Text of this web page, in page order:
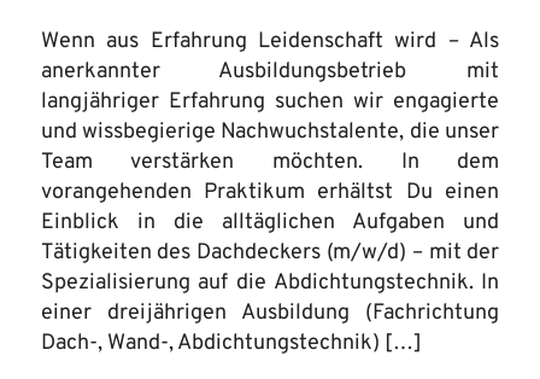
Wenn aus Erfahrung Leidenschaft wird – Als
anerkannter Ausbildungsbetrieb mit
langjähriger Erfahrung suchen wir engagierte
und wissbegierige Nachwuchstalente, die unser
Team verstärken möchten. In dem
vorangehenden Praktikum erhältst Du einen
Einblick in die alltäglichen Aufgaben und
Tätigkeiten des Dachdeckers (m/w/d) – mit der
Spezialisierung auf die Abdichtungstechnik. In
einer dreijährigen Ausbildung (Fachrichtung
Dach-, Wand-, Abdichtungstechnik) […]